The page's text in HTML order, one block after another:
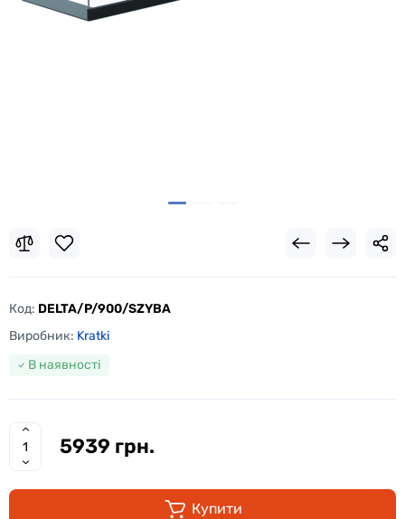
Код: DELTA/P/900/SZYBA
Виробник: Kratki
В наявності
5939 грн.
Купити